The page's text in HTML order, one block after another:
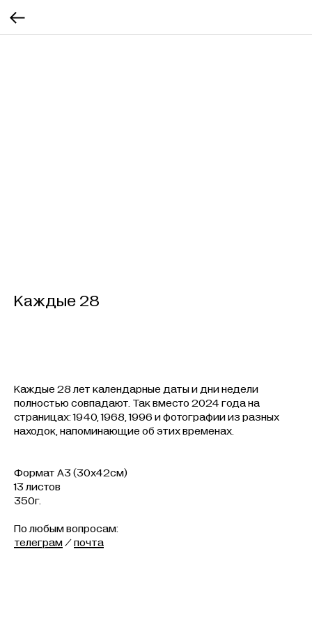
Каждые 28
Каждые 28 лет календарные даты и дни недели
полностью совпадают. Так вместо 2024 года на
страницах: 1940, 1968, 1996 и фотографии из разных
находок, напоминающие об этих временах.
Формат А3 (30х42см)
13 листов
350г.
По любым вопросам:
телеграм /почта